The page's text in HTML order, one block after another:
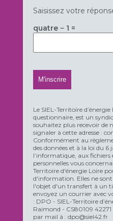
Saisissez votre
quatre − 1 =
Le SIEL-Territoire
questionnaire, est un
souhaitez plus recevoir de
signaler à cette adresse :
Conformément au
des données et à la loi du 6
l’informatique, aux fichiers
personnelles vous
Territoire d'énergie Loire
d'information. Elles ne sont
l'objet d'un transfert à un
envoyez un courrier avec
: DPO - SIEL-Territoire
Raimond - CS80109
par mail à : dpo@siel42.fr